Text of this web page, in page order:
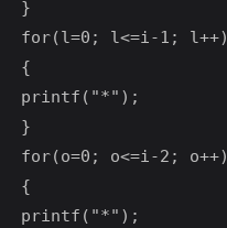
}
for(l=0; l<=i-1; l++)
{
printf("*");
}
for(o=0; o<=i-2; o++)
{
printf("*");